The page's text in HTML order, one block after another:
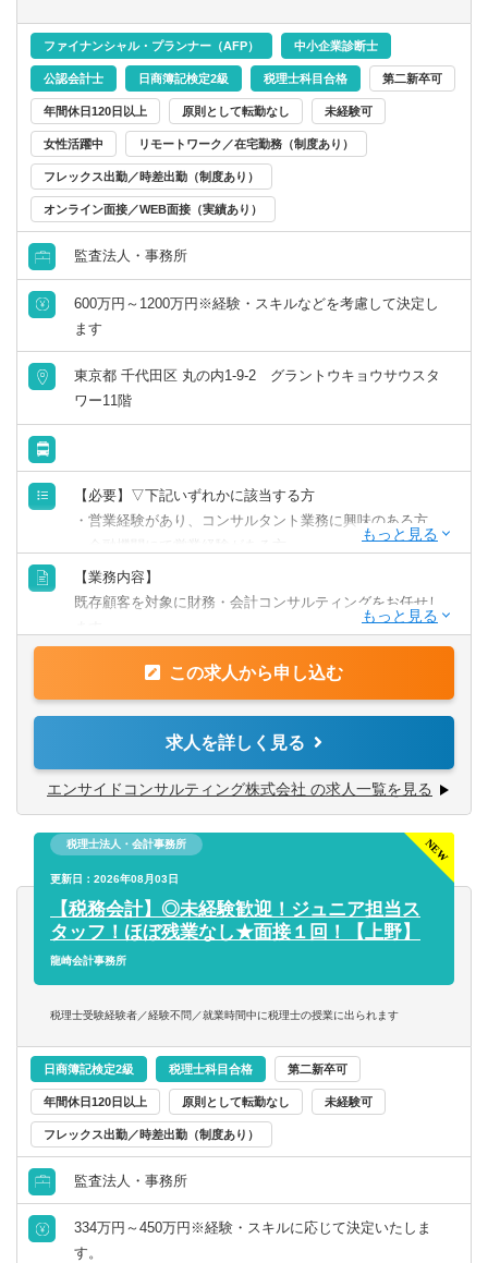
ファイナンシャル・プランナー（AFP） 中小企業診断士
公認会計士 日商簿記検定2級 税理士科目合格 第二新卒可
年間休日120日以上 原則として転勤なし 未経験可
女性活躍中 リモートワーク／在宅勤務（制度あり）
フレックス出勤／時差出勤（制度あり）
オンライン面接／WEB面接（実績あり）
監査法人・事務所
600万円～1200万円※経験・スキルなどを考慮して決定し
ます
東京都 千代田区 丸の内1-9-2 グラントウキョウサウスタ
ワー11階
【必要】▽下記いずれかに該当する方
・営業経験があり、コンサルタント業務に興味のある方
（中小企業をクライアントにしていると尚可）
・経営企画経験のある方
（簿記・中小企業診断士・ファイナンシャルプランナー・
【業務内容】
既存顧客を対象に財務・会計コンサルティングをお任せし
【具体的には】
・資金繰りの管理
・財務状況改善のための資金調達（融資の借り換えやリス
ケジュールなど）
・事業計画の見直しや策定支援
【将来のキャリアパス】
・財務コンサルタントとしてエキスパートを目指す
・税務コンサル領域にもチャレンジ
・新規事業立ち上げのためのシステム等に携わる
あなたのやる気次第で様々なチャレンジができます！
この求人から申し込む
求人を詳しく見る
エンサイドコンサルティング株式会社 の求人一覧を見る
税理士法人・会計事務所
更新日：2026年08月03日
【税務会計】◎未経験歓迎！ジュニア担当ス
タッフ！ほぼ残業なし★面接１回！【上野】
龍崎会計事務所
税理士受験経験者／経験不問／就業時間中に税理士の授業に出られます
日商簿記検定2級 税理士科目合格 第二新卒可
年間休日120日以上 原則として転勤なし 未経験可
フレックス出勤／時差出勤（制度あり）
監査法人・事務所
334万円～450万円※経験・スキルに応じて決定いたしま
す。